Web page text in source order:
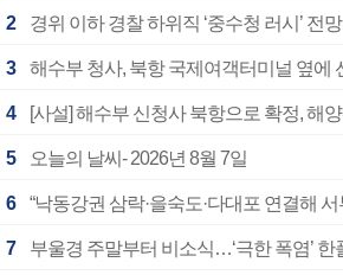
2 경위 이하 경찰 하위직 ‘중수청 러시’ 전
3 해수부 청사, 북항 국제여객터미널 옆에
4 [사설] 해수부 신청사 북항으로 확정, 해
5 오늘의 날씨- 2026년 8월 7일
6 “낙동강권 삼락·을숙도·다대포 연결해
7 부울경 주말부터 비소식…‘극한 폭염’ 한